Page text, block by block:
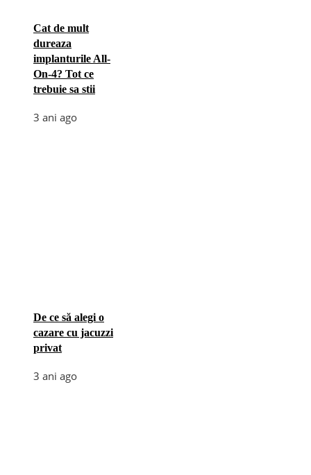
Cat de mult
dureaza
implanturile All-
On-4? Tot ce
trebuie sa stii
3 ani ago
De ce să alegi o
cazare cu jacuzzi
privat
3 ani ago